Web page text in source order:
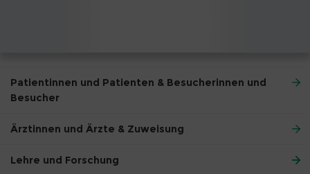
Patientinnen und Patienten & Besucherinnen und
Besucher
Ärztinnen und Ärzte & Zuweisung
Lehre und Forschung